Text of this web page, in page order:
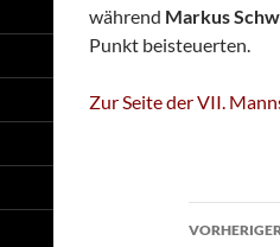
während Markus
Punkt beisteuerten.
Zur Seite der VII.